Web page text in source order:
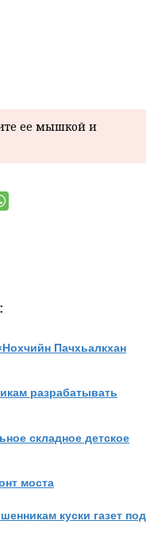
ее мышкой и
Пачхьалкхан
разрабатывать
складное детское
моста
куски газет под